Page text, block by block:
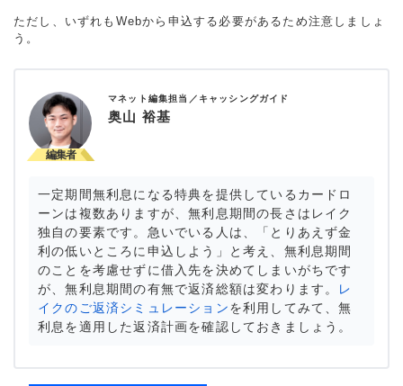
ただし、いずれもWebから申込する必要があるため注意しましょ
う。
マネット編集担当／キャッシングガイド
奥山 裕基
一定期間無利息になる特典を提供しているカードロ
ーンは複数ありますが、無利息期間の長さはレイク
独自の要素です。急いでいる人は、「とりあえず金
利の低いところに申込しよう」と考え、無利息期間
のことを考慮せずに借入先を決めてしまいがちです
が、無利息期間の有無で返済総額は変わります。 レ
イクのご返済シミュレーションを利用してみて、無
利息を適用した返済計画を確認しておきましょう。